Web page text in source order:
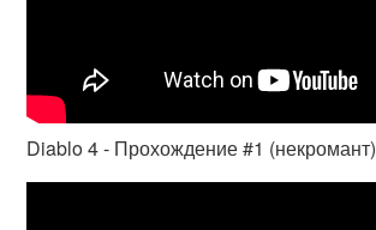
Diablo 4 - Прохождение #1 (некромант)